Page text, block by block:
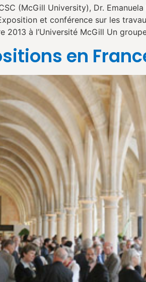
(McGill University), Dr.
et conférence sur les
2013 à l’Université McGill Un
en